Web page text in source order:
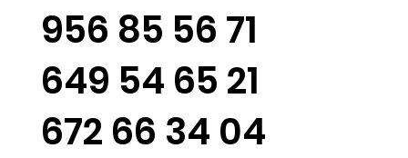
956 85 56 71
649 54 65 21
672 66 34 04